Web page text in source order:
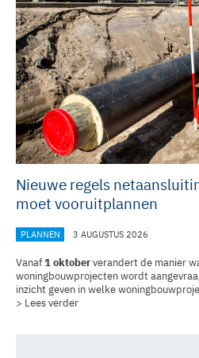
Nieuwe regels
moet vooruitplannen
PLANNEN 3 AUGUSTUS 2026
Vanaf1 oktoberverandert de manier
woningbouwprojecten wordt
inzicht geven in welke
> Lees verder